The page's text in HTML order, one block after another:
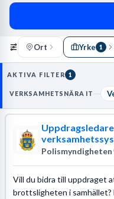
Ort Yrke 1
AKTIVA FILTER 1
VERKSAMHETSNÄRA IT
Polismyndigheten
Vill du bidra till uppdraget
brottsligheten i samhället?